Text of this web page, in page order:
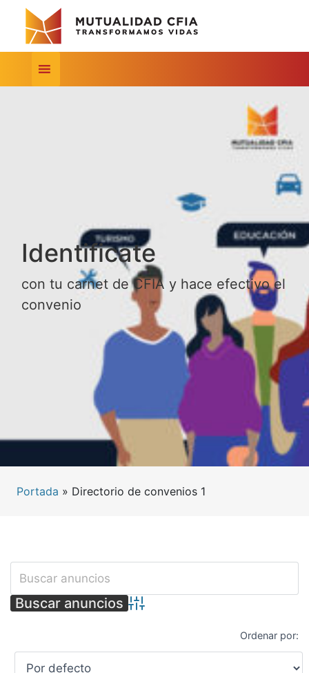
Identificate
con tu carnet de CFIA y hace efectivo el
convenio
Portada » Directorio de convenios 1
Búsqueda avanzada
Ordenar por: